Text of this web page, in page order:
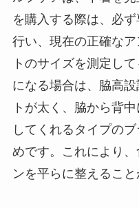
を購入する際は、必
行い、現在の正確な
トのサイズを測定し
になる場合は、脇高
トが太く、脇から背
してくれるタイプの
めです。これにより
ンを平らに整えること